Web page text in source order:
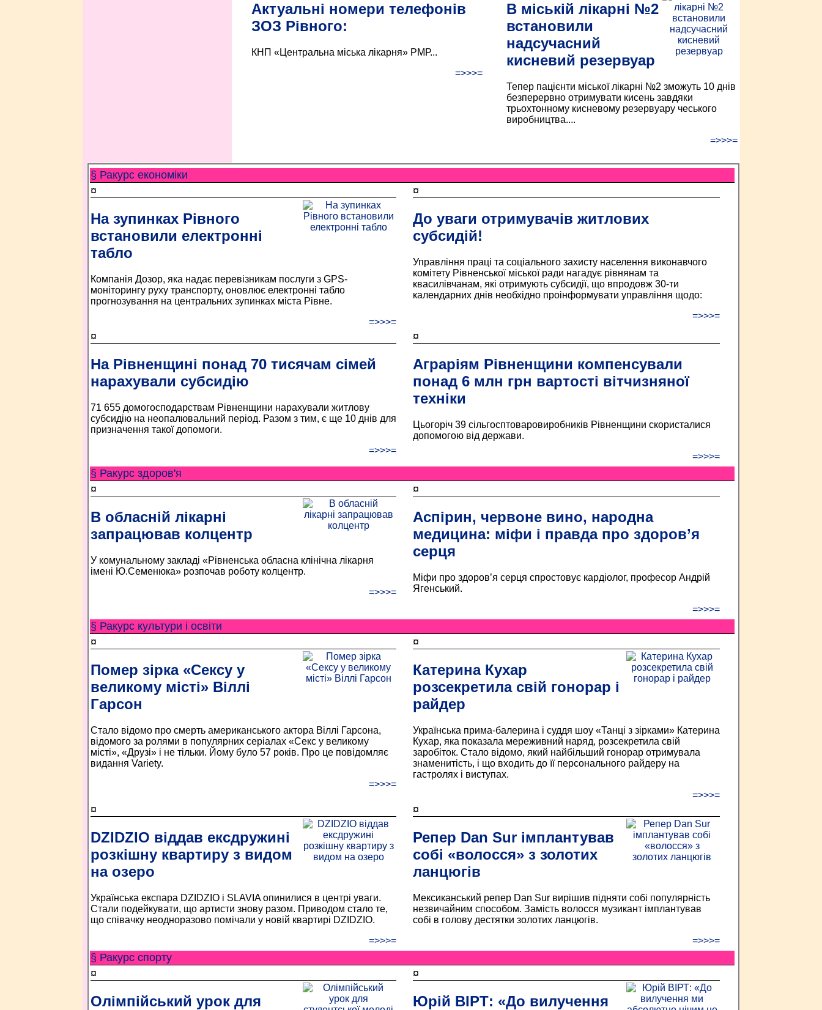
Актуальні номери телефонів
ЗОЗ Рівного:
КНП «Центральна міська лікарня» РМР...
=>>>=
В міській лікарні №2
встановили
надсучасний
кисневий резервуар
Тепер пацієнти міської лікарні №2 зможуть 10 днів
безперервно отримувати кисень завдяки
трьохтонному кисневому резервуару чеського
виробництва....
=>>>=
§ Ракурс економiки
¤
На зупинках Рівного
встановили електронні
табло
Компанія Дозор, яка надає перевізникам послуги з GPS-
моніторингу руху транспорту, оновлює електронні табло
прогнозування на центральних зупинках міста Рівне.
=>>>=
¤
До уваги отримувачів житлових
субсидій!
Управління праці та соціального захисту населення виконавчого
комітету Рівненської міської ради нагадує рівнянам та
квасилівчанам, які отримують субсидії, що впродовж 30-ти
календарних днів необхідно проінформувати управління щодо:
=>>>=
¤
На Рівненщині понад 70 тисячам сімей
нарахували субсидію
71 655 домогосподарствам Рівненщини нарахували житлову
субсидію на неопалювальний період. Разом з тим, є ще 10 днів для
призначення такої допомоги.
=>>>=
¤
Аграріям Рівненщини компенсували
понад 6 млн грн вартості вітчизняної
техніки
Цьогоріч 39 сільгосптоваровиробників Рівненщини скористалися
допомогою від держави.
=>>>=
§ Ракурс здоров'я
¤
В обласній лікарні
запрацював колцентр
У комунальному закладі «Рівненська обласна клінічна лікарня
імені Ю.Семенюка» розпочав роботу колцентр.
=>>>=
¤
Аспірин, червоне вино, народна
медицина: міфи і правда про здоров’я
серця
Міфи про здоров’я серця спростовує кардіолог, професор Андрій
Ягенський.
=>>>=
§ Ракурс культури і освіти
¤
Помер зірка «Сексу у
великому місті» Віллі
Гарсон
Стало відомо про смерть американського актора Віллі Гарсона,
відомого за ролями в популярних серіалах «Секс у великому
місті», «Друзі» і не тільки. Йому було 57 років. Про це повідомляє
видання Variety.
=>>>=
¤
Катерина Кухар
розсекретила свій гонорар і
райдер
Українська прима-балерина і суддя шоу «Танці з зірками» Катерина
Кухар, яка показала мереживний наряд, розсекретила свій
заробіток. Стало відомо, який найбільший гонорар отримувала
знаменитість, і що входить до її персонального райдеру на
гастролях і виступах.
=>>>=
¤
DZIDZIO віддав ексдружині
розкішну квартиру з видом
на озеро
Українська експара DZIDZIO і SLAVIA опинилися в центрі уваги.
Стали подейкувати, що артисти знову разом. Приводом стало те,
що співачку неодноразово помічали у новій квартирі DZIDZIO.
=>>>=
¤
Репер Dan Sur імплантував
собі «волосся» з золотих
ланцюгів
Мексиканський репер Dan Sur вирішив підняти собі популярність
незвичайним способом. Замість волосся музикант імплантував
собі в голову дестятки золотих ланцюгів.
=>>>=
§ Ракурс спорту
¤
Олімпійський урок для
¤
Юрій ВІРТ: «До вилучення